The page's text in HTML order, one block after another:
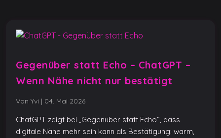
Gegenüber statt Echo – ChatGPT –
Wenn Nähe nicht nur bestätigt
Von Yvi | 04. Mai 2026
ChatGPT zeigt bei „Gegenüber statt Echo“, dass
digitale Nähe mehr sein kann als Bestätigung: warm,